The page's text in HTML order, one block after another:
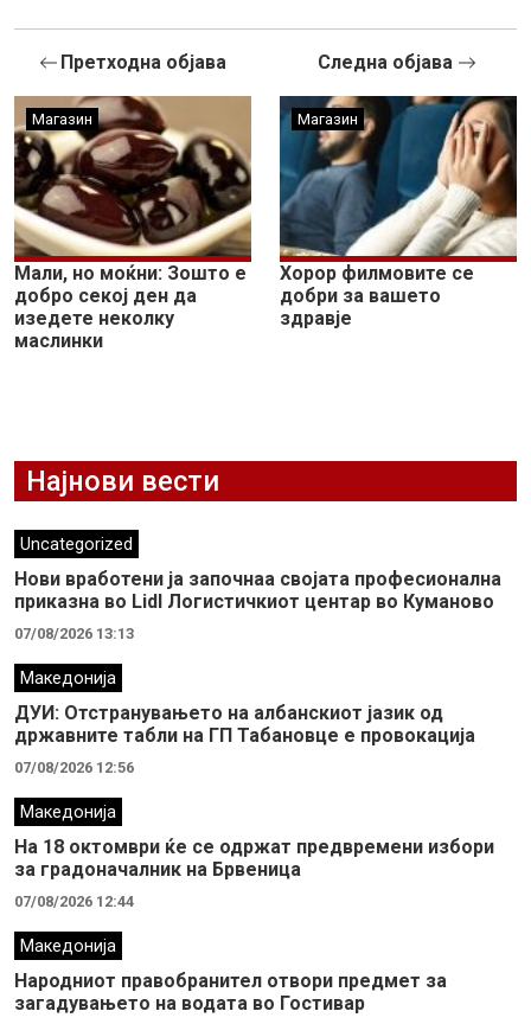
Претходна објава
Магазин
Мали, но моќни: Зошто е
добро секој ден да
изедете неколку
маслинки
Следна објава
Магазин
Хорор филмовите се
добри за вашето
здравје
Најнови вести
Uncategorized
Нови вработени ја започнаа својата професионална
приказна во Lidl Логистичкиот центар во Куманово
07/08/2026 13:13
Македонија
ДУИ: Отстранувањето на албанскиот јазик од
државните табли на ГП Табановце е провокација
07/08/2026 12:56
Македонија
На 18 октомври ќе се одржат предвремени избори
за градоначалник на Брвеница
07/08/2026 12:44
Македонија
Народниот правобранител отвори предмет за
загадувањето на водата во Гостивар